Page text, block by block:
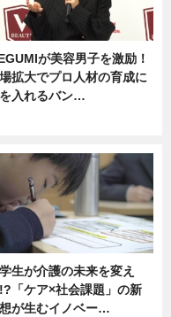
が美容男子を激励！
拡大でプロ人材の育成に
入れるバン…
生が介護の未来を変え
「ケア×社会課題」の新
が生むイノベー…